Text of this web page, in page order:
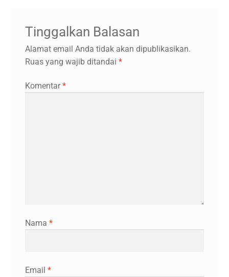
Tinggalkan Balasan
Alamat email Anda tidak akan dipublikasikan.
Ruas yang wajib ditandai *
Komentar*
Nama *
Email *